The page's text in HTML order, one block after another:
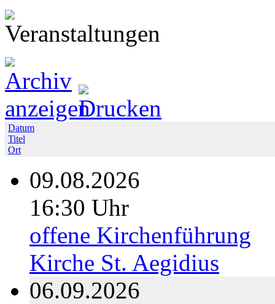
Datum
Titel
Ort
09.08.2026
16:30 Uhr
offene Kirchenführung
Kirche St. Aegidius
06.09.2026